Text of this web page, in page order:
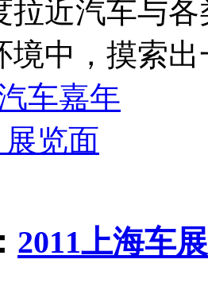
拉近汽车与
境中，摸索
2011上海车展